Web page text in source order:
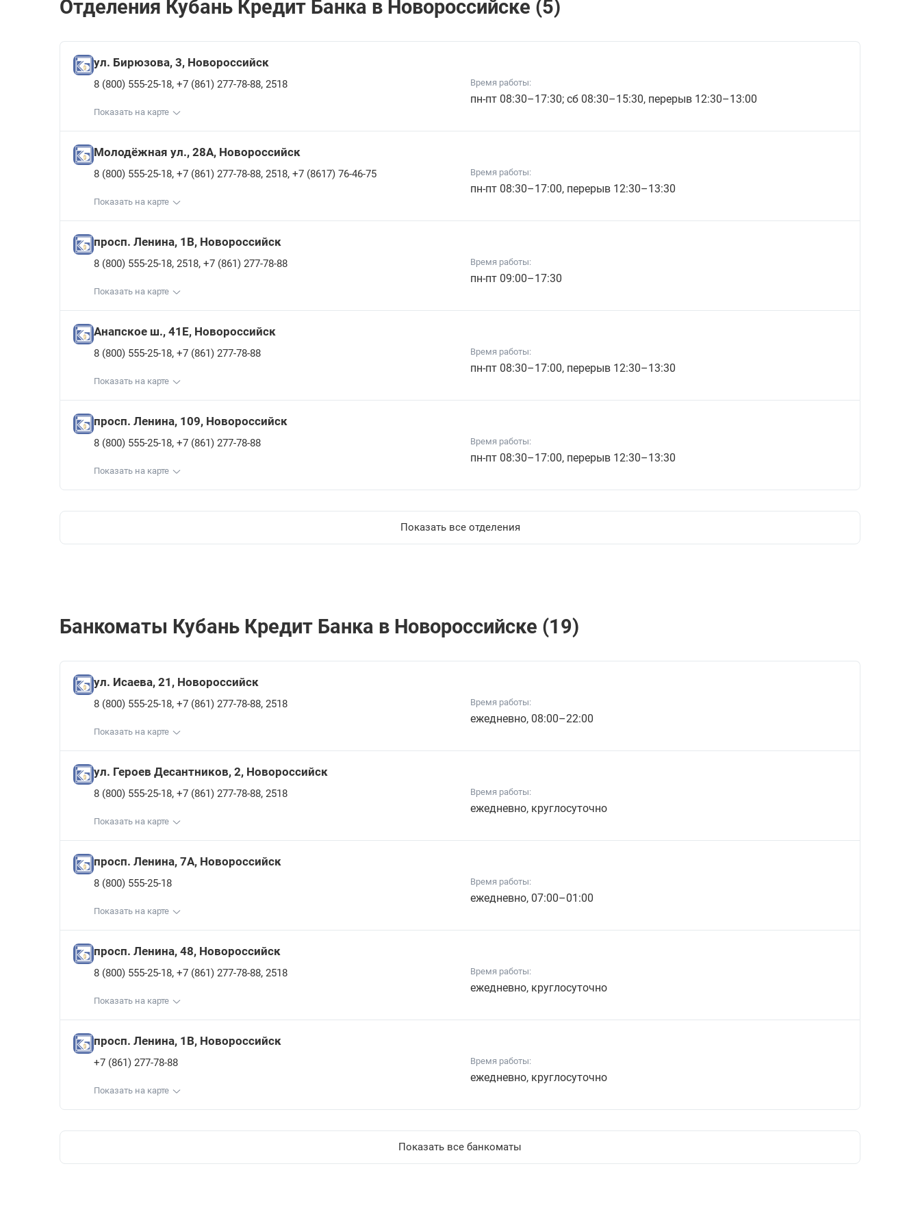
Отделения Кубань Кредит Банкa в Новороссийске (5)
ул. Бирюзова, 3, Новороссийск
8 (800) 555-25-18, +7 (861) 277-78-88, 2518 Время работы:
пн-пт 08:30–17:30; сб 08:30–15:30, перерыв 12:30–13:00
Показать на карте
Молодёжная ул., 28А, Новороссийск
8 (800) 555-25-18, +7 (861) 277-78-88, 2518, +7 (8617) 76-46-75 Время работы:
пн-пт 08:30–17:00, перерыв 12:30–13:30
Показать на карте
просп. Ленина, 1В, Новороссийск
8 (800) 555-25-18, 2518, +7 (861) 277-78-88 Время работы:
пн-пт 09:00–17:30
Показать на карте
Анапское ш., 41Е, Новороссийск
8 (800) 555-25-18, +7 (861) 277-78-88 Время работы:
пн-пт 08:30–17:00, перерыв 12:30–13:30
Показать на карте
просп. Ленина, 109, Новороссийск
8 (800) 555-25-18, +7 (861) 277-78-88 Время работы:
пн-пт 08:30–17:00, перерыв 12:30–13:30
Показать на карте
Показать все отделения
Банкоматы Кубань Кредит Банкa в Новороссийске (19)
ул. Исаева, 21, Новороссийск
8 (800) 555-25-18, +7 (861) 277-78-88, 2518 Время работы:
ежедневно, 08:00–22:00
Показать на карте
ул. Героев Десантников, 2, Новороссийск
8 (800) 555-25-18, +7 (861) 277-78-88, 2518 Время работы:
ежедневно, круглосуточно
Показать на карте
просп. Ленина, 7А, Новороссийск
8 (800) 555-25-18 Время работы:
ежедневно, 07:00–01:00
Показать на карте
просп. Ленина, 48, Новороссийск
8 (800) 555-25-18, +7 (861) 277-78-88, 2518 Время работы:
ежедневно, круглосуточно
Показать на карте
просп. Ленина, 1В, Новороссийск
+7 (861) 277-78-88 Время работы:
ежедневно, круглосуточно
Показать на карте
Показать все банкоматы